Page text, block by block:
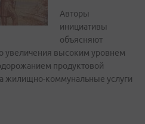
Авторы
инициативы
объясняют
увеличения высоким уровнем
продуктовой
жилищно-коммунальные услуги